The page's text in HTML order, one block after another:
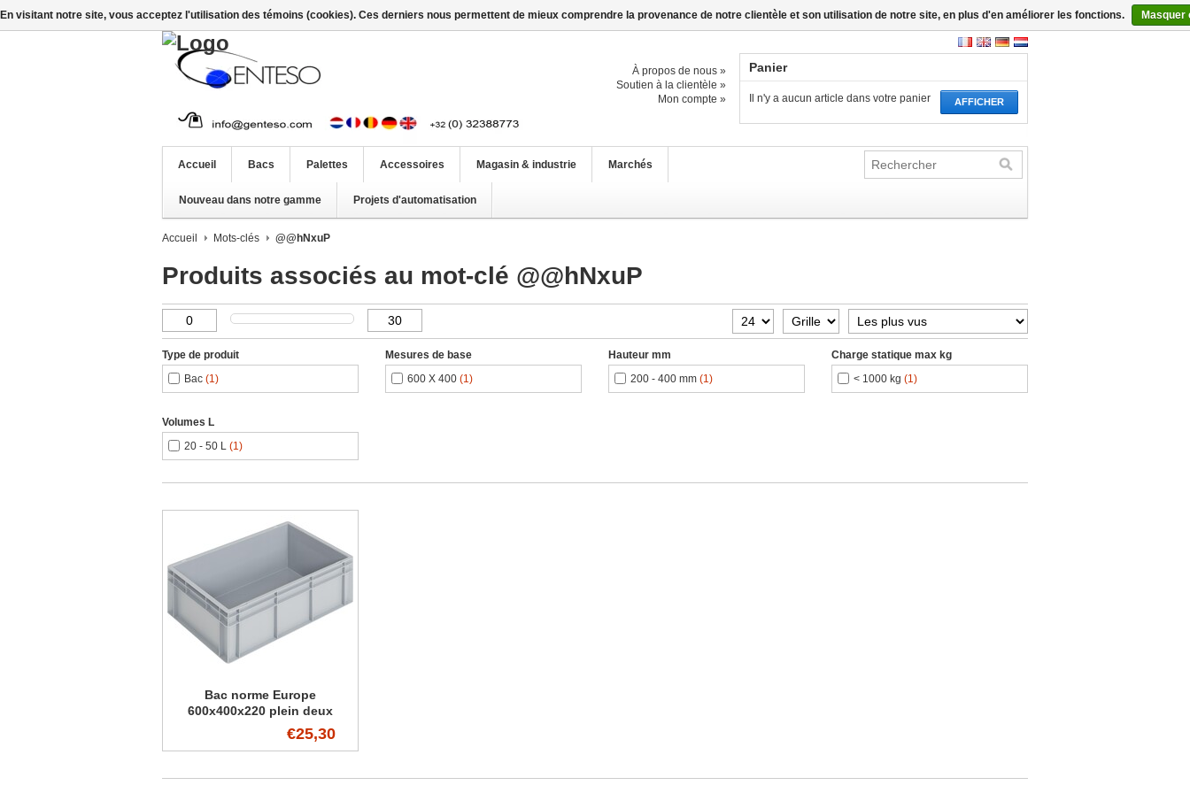
À propos de nous »
Soutien à la clientèle »
Mon compte »
Panier
AFFICHER
Il n'y a aucun article dans votre panier
Accueil Bacs Palettes Accessoires Magasin & industrie Marchés
Nouveau dans notre gamme Projets d'automatisation
Accueil Mots-clés @@hNxuP
Produits associés au mot-clé @@hNxuP
Type de produit
Bac (1)
Mesures de base
600 X 400 (1)
Hauteur mm
200 - 400 mm (1)
Charge statique max kg
< 1000 kg (1)
Volumes L
20 - 50 L (1)
Bac norme Europe
600x400x220 plein deux
€25,30
En visitant notre site, vous acceptez l'utilisation des témoins (cookies). Ces derniers nous permettent de mieux comprendre la provenance de notre clientèle et son utilisation de notre site, en plus d'en améliorer les fonctions. Masquer